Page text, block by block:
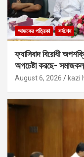
আজকের পত্রিকা সর্বশেষ
ফ্যাসিবাদ বিরোধী
অপচেষ্টা করছে-
August 6, 2026 kazi